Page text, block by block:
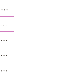
インプラント手術後の食事について｜ 当日の注意点・いつから普通の食事ができる？
歯医者の「PMTC」とはどんなクリーニング？スケーリングとは何が違うの？
あなたの歯みがきのやり方は合っている？ 正しい歯みがき方法と間違った方法
大人の歯が抜けるのって何歳が多い？ 平均年齢と原因について
歯医者の認定医ってなに？ 認定医やインストラクターの資格を持つ歯医者のメリット